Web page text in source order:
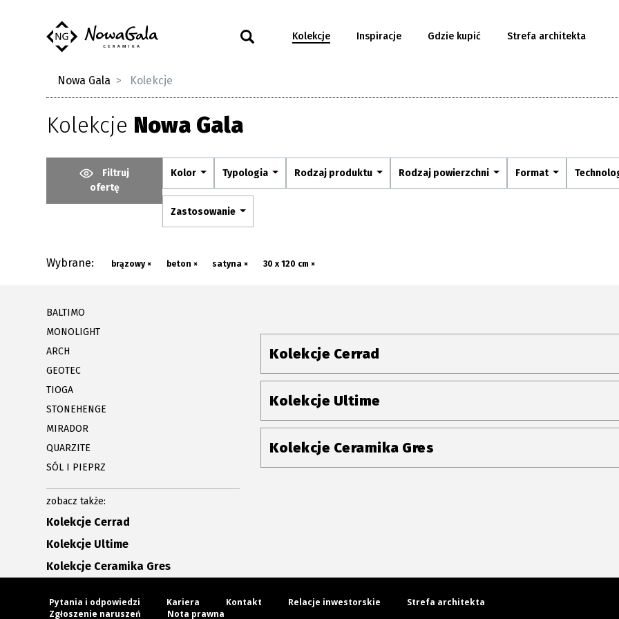
Kolekcje Inspiracje Gdzie kupić Strefa architekta
Nowa Gala Kolekcje
Kolekcje Nowa Gala
Filtruj
ofertę
Kolor Typologia Rodzaj produktu Rodzaj powierzchni Format
Zastosowanie
Wybrane: brązowy × beton × satyna × 30 x 120 cm ×
BALTIMO
MONOLIGHT
ARCH
GEOTEC
TIOGA
STONEHENGE
MIRADOR
QUARZITE
SÓL I PIEPRZ
zobacz także:
Kolekcje Cerrad
Kolekcje Ultime
Kolekcje Ceramika Gres
Kolekcje Cerrad
Kolekcje Ultime
Kolekcje Ceramika Gres
Pytania i odpowiedzi Kariera Kontakt Relacje inwestorskie
Strefa architekta
Zgłoszenie naruszeń
Nota prawna